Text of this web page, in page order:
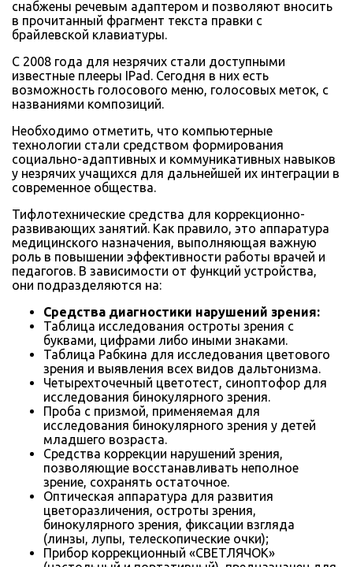
снабжены речевым адаптером и позволяют вносить
в прочитанный фрагмент текста правки с
брайлевской клавиатуры.
С 2008 года для незрячих стали доступными
известные плееры IPаd. Сегодня в них есть
возможность голосового меню, голосовых меток, с
названиями композиций.
Необходимо отметить, что компьютерные
технологии стали средством формирования
социально-адаптивных и коммуникативных навыков
у незрячих учащихся для дальнейшей их интеграции в
современное общества.
Тифлотехнические средства для коррекционно-
развивающих занятий. Как правило, это аппаратура
медицинского назначения, выполняющая важную
роль в повышении эффективности работы врачей и
педагогов. В зависимости от функций устройства,
они подразделяются на:
Средства диагностики нарушений зрения:
Таблица исследования остроты зрения с
буквами, цифрами либо иными знаками.
Таблица Рабкина для исследования цветового
зрения и выявления всех видов дальтонизма.
Четырехточечный цветотест, синоптофор для
исследования бинокулярного зрения.
Проба с призмой, применяемая для
исследования бинокулярного зрения у детей
младшего возраста.
Средства коррекции нарушений зрения,
позволяющие восстанавливать неполное
зрение, сохранять остаточное.
Оптическая аппаратура для развития
цветоразличения, остроты зрения,
бинокулярного зрения, фиксации взгляда
(линзы, лупы, телескопические очки);
Прибор коррекционный «СВЕТЛЯЧОК»